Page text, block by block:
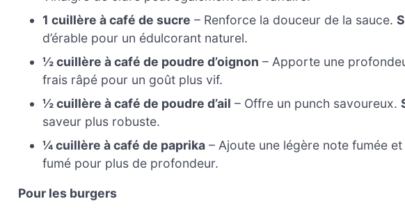
1 cuillère à café de sucre – Renforce la douceur de la sauce.
d’érable pour un édulcorant naturel.
½ cuillère à café de poudre d’oignon – Apporte une
frais râpé pour un goût plus vif.
½ cuillère à café de poudre d’ail – Offre un punch savoureux.
saveur plus robuste.
¼ cuillère à café de paprika – Ajoute une légère note fumée
fumé pour plus de profondeur.
Pour les burgers